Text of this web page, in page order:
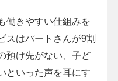
働きやすい仕組みを
スはパートさんが9割
預け先がない、子ど
といった声を耳にす